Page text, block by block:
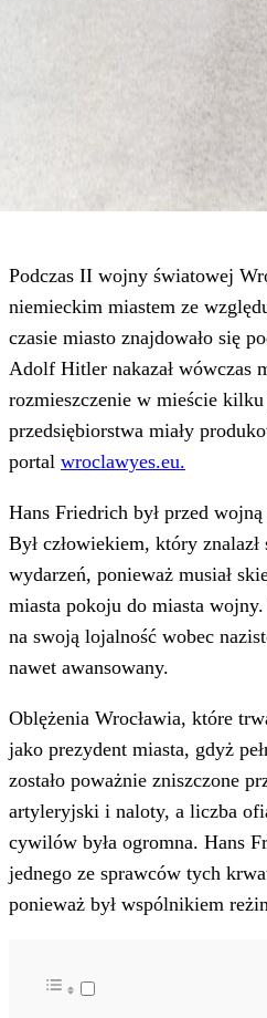
Podczas II wojny światowej
niemieckim miastem ze
czasie miasto znajdowało się
Adolf Hitler nakazał wówczas
rozmieszczenie w mieście
przedsiębiorstwa miały
portal wroclawyes.eu.
Hans Friedrich był przed
Był człowiekiem, który
wydarzeń, ponieważ musiał
miasta pokoju do miasta
na swoją lojalność wobec
nawet awansowany.
Oblężenia Wrocławia, które
jako prezydent miasta, gdyż
zostało poważnie zniszczone
artyleryjski i naloty, a liczba
cywilów była ogromna. Hans
jednego ze sprawców tych
ponieważ był wspólnikiem